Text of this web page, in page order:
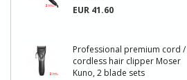
EUR 41.60
Professional premium cord /
cordless hair clipper Moser
Kuno, 2 blade sets